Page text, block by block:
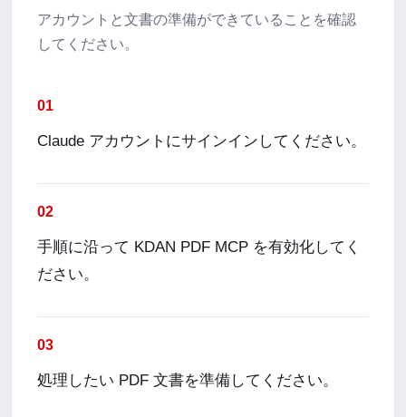
アカウントと文書の準備ができていることを確認
してください。
01
Claude アカウントにサインインしてください。
02
手順に沿って KDAN PDF MCP を有効化してく
ださい。
03
処理したい PDF 文書を準備してください。